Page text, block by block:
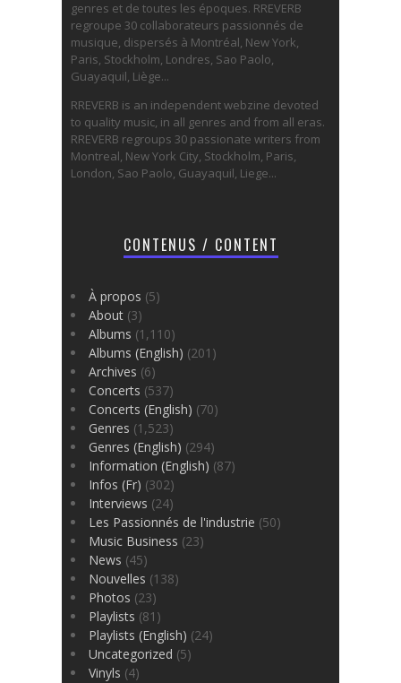
genres et de toutes les époques. RREVERB
regroupe 30 collaborateurs passionnés de
musique, dispersés à Montréal, New York,
Paris, Stockholm, Londres, Sao Paolo,
Guayaquil, Liège...
RREVERB is an independent webzine devoted
to quality music, in all genres and from all eras.
RREVERB regroups 30 passionate writers from
Montreal, New York City, Stockholm, Paris,
London, Sao Paolo, Guayaquil, Liege...
CONTENUS / CONTENT
À propos (5)
About (3)
Albums (1,110)
Albums (English) (201)
Archives (6)
Concerts (537)
Concerts (English) (70)
Genres (1,523)
Genres (English) (294)
Information (English) (87)
Infos (Fr) (302)
Interviews (24)
Les Passionnés de l'industrie (50)
Music Business (23)
News (45)
Nouvelles (138)
Photos (23)
Playlists (81)
Playlists (English) (24)
Uncategorized (5)
Vinyls (4)